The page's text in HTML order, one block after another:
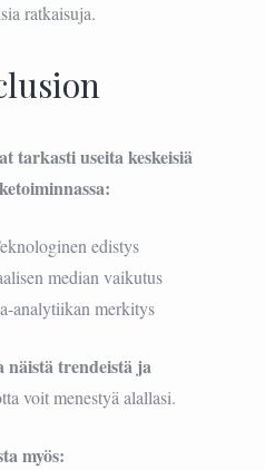
ratkaisuja.
tarkasti useita keskeisiä
edistys
median vaikutus
analytiikan merkitys
näistä trendeistä ja
voit menestyä alallasi.
myös: